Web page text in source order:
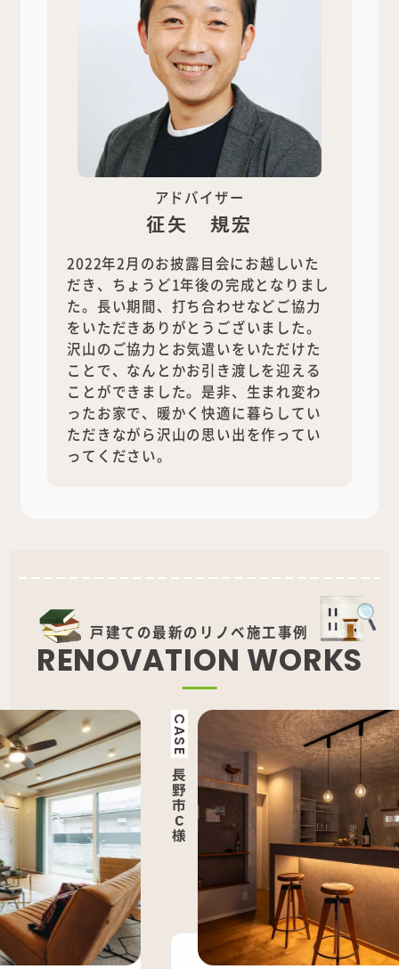
アドバイザー
征矢 規宏
2022年2月のお披露目会にお越しいた
だき、ちょうど1年後の完成となりまし
た。長い期間、打ち合わせなどご協力
をいただきありがとうございました。
沢山のご協力とお気遣いをいただけた
ことで、なんとかお引き渡しを迎える
ことができました。是非、生まれ変わ
ったお家で、暖かく快適に暮らしてい
ただきながら沢山の思い出を作ってい
ってください。
戸建ての最新のリノベ施工事例
RENOVATION WORKS
CASE
長
野
市
様
長
市
M
様